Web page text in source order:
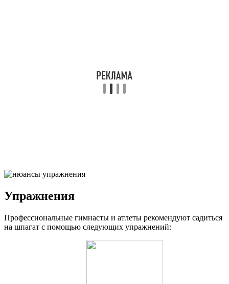
Упражнения
Профессиональные гимнасты и атлеты рекомендуют садиться
на шпагат с помощью следующих упражнений: